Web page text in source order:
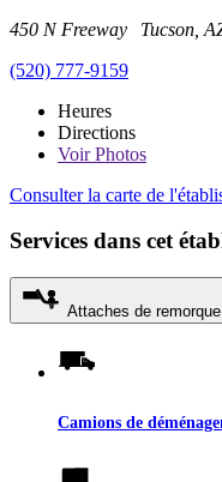
450 N Freeway Tucson,
(520) 777-9159
Heures
Directions
VoirPhotos
Consulter la carte de
Services dans cet
Attaches de remorque
Camions de